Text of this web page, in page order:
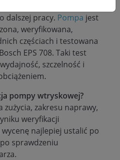
dalszej pracy. Pompa jest
weryfikowana,
częściach i testowana
EPS 708. Taki test
szczelność i
pompy wtryskowej?
zużycia, zakresu naprawy,
weryfikacji
najlepiej ustalić po
sprawdzeniu